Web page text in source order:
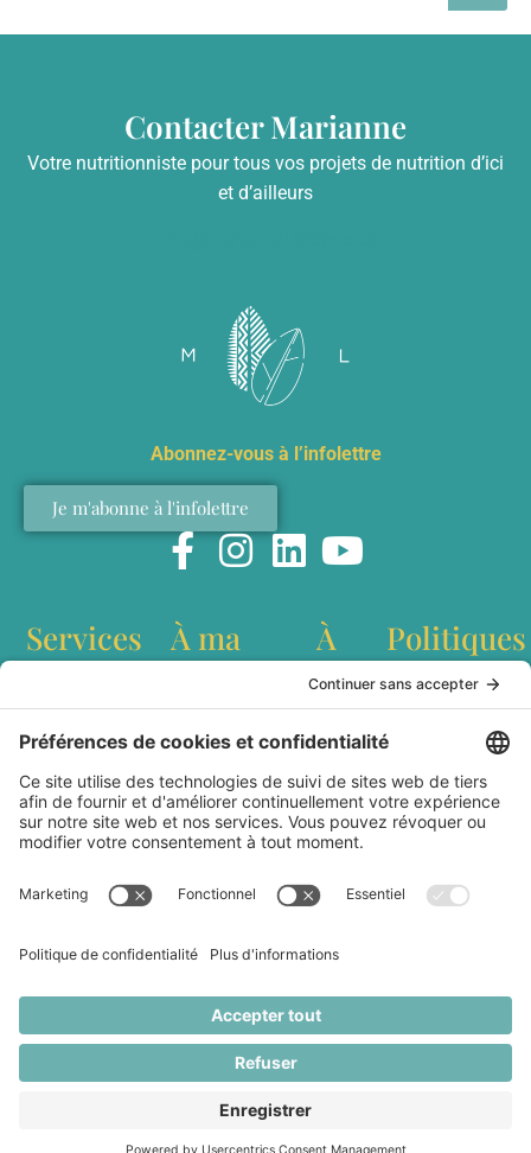
Contacter Marianne
Votre nutritionniste pour tous vos projets de nutrition d’ici
et d’ailleurs
Abonnez-vous à l’infolettre
Je m'abonne à l'infolettre
Services
interculturelles
Ateliers de
Création de
contenu
Station
culinaire
mobile
À ma
Recettes
Baladodiffusion
Websérie
Articles
À
propos
Qui est
Marianne
Lefebvre?
Livre Dans les
cuisines du
Partenaires
Contact
Politiques
Politique de
confidentialité
Conditions
d'utilisation
Livraison et
Politique de
remboursement
Marianne Lefebvre © 2026 / Tous droits réservés. Toute
reproduction du contenu sans permission écrite est